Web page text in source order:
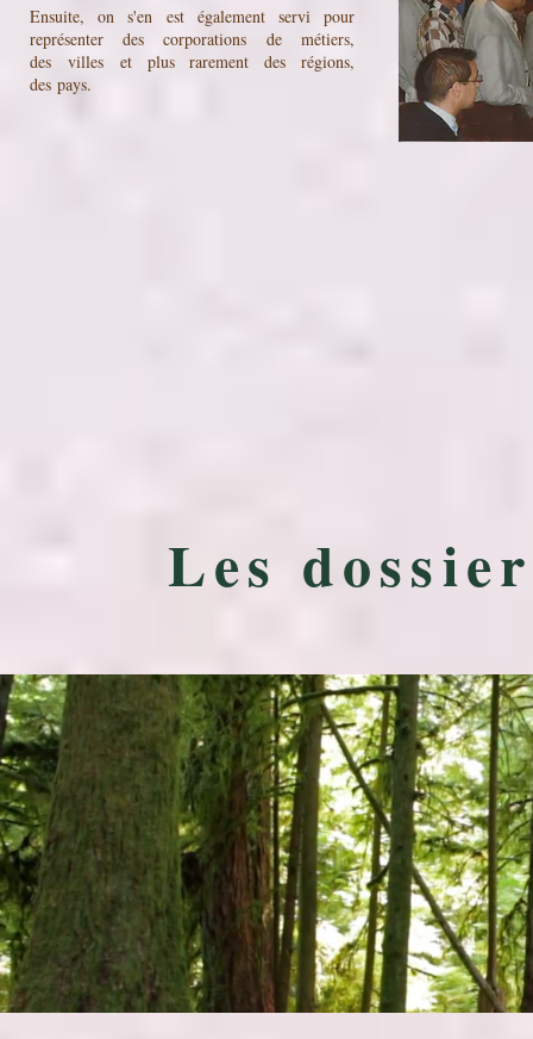
Ensuite, on s'en est également servi pour
représenter des corporations de métiers,
des villeset plus rarement des régions,
des pays.
Les